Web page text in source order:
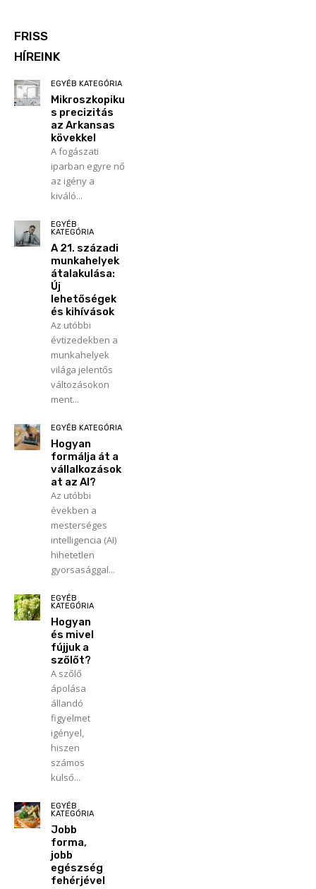
FRISS
HÍREINK
EGYÉB KATEGÓRIA
Mikroszkopiku
s precizitás
az Arkansas
kövekkel
A fogászati
iparban egyre nő
az igény a
kiváló...
EGYÉB
KATEGÓRIA
A 21. századi
munkahelyek
átalakulása:
Új
lehetőségek
és kihívások
Az utóbbi
évtizedekben a
munkahelyek
világa jelentős
változásokon
ment...
EGYÉB KATEGÓRIA
Hogyan
formálja át a
vállalkozások
at az AI?
Az utóbbi
években a
mesterséges
intelligencia (AI)
hihetetlen
gyorsasággal...
EGYÉB
KATEGÓRIA
Hogyan
és mivel
fújjuk a
szőlőt?
A szőlő
ápolása
állandó
figyelmet
igényel,
hiszen
számos
külső...
EGYÉB
KATEGÓRIA
Jobb
forma,
jobb
egészség
fehérjével